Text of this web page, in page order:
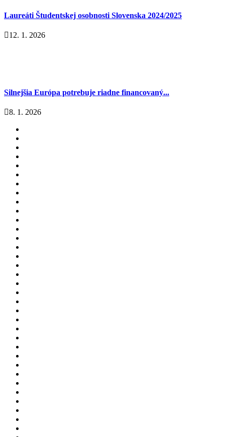
Laureáti Študentskej osobnosti Slovenska 2024/2025
12. 1. 2026
Silnejšia Európa potrebuje riadne financovaný...
8. 1. 2026